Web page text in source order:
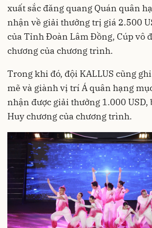
xuất sắc đăng quang Quán quân
nhận về giải thưởng trị giá 2.500
của Tỉnh Đoàn Lâm Đồng, Cúp vô
chương của chương trình.
Trong khi đó, đội KALLUS cũng
mẽ và giành vị trí Á quân hạng
nhận được giải thưởng 1.000 USD,
Huy chương của chương trình.